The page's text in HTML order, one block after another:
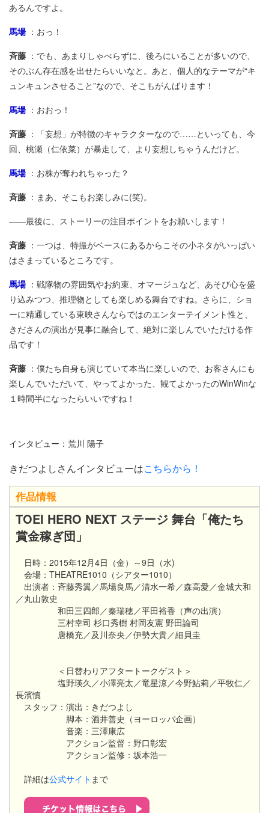
あるんですよ。
馬場：おっ！
斉藤 ：でも、あまりしゃべらずに、後ろにいることが多いので、
そのぶん存在感を出せたらいいなと。あと、個人的なテーマが“キ
ュンキュンさせること”なので、そこもがんばります！
馬場：おおっ！
斉藤 ：「妄想」が特徴のキャラクターなので……といっても、今
回、桃瀬（仁依菜）が暴走して、より妄想しちゃうんだけど。
馬場：お株が奪われちゃった？
斉藤 ：まあ、そこもお楽しみに(笑)。
――最後に、ストーリーの注目ポイントをお願いします！
斉藤 ：一つは、特撮がベースにあるからこその小ネタがいっぱい
はさまっているところです。
馬場：戦隊物の雰囲気やお約束、オマージュなど、あそび心を盛
り込みつつ、推理物としても楽しめる舞台ですね。さらに、ショ
ーに精通している東映さんならではのエンターテイメント性と、
きださんの演出が見事に融合して、絶対に楽しんでいただける作
品です！
斉藤 ：僕たち自身も演じていて本当に楽しいので、お客さんにも
楽しんでいただいて、やってよかった、観てよかったのWinWinな
１時間半になったらいいですね！
インタビュー：荒川 陽子
きだつよしさんインタビューはこちらから！
作品情報
TOEI HERO NEXT ステージ 舞台「俺たち
賞金稼ぎ団」​
日時：2015年12月4日（金）～9日（水)
会場：THEATRE1010（シアター1010）
出演者：斉藤秀翼／馬場良馬／清水一希／森高愛／金城大和
／丸山敦史
和田三四郎／秦瑞穂／平田裕香（声の出演）
三村幸司 杉口秀樹 村岡友憲 野田論司
唐橋充／及川奈央／伊勢大貴／細貝圭
＜日替わりアフタートークゲスト＞
塩野瑛久／小澤亮太／竜星涼／今野鮎莉／平牧仁／
長濱慎
スタッフ：演出：きだつよし
脚本：酒井善史（ヨーロッパ企画）
音楽：三澤康広
アクション監督：野口彰宏
アクション監修：坂本浩一
詳細は公式サイト まで